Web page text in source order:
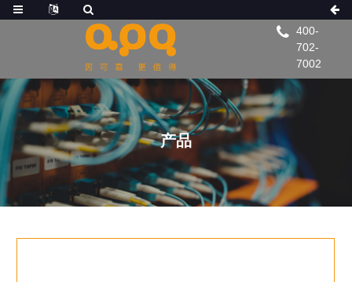
400-
702-
7002
产品